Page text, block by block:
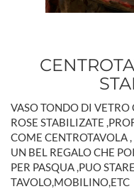
VASO TONDO DI VETRO
ROSE STABILIZATE
COME CENTROTAVOLA ,
UN BEL REGALO CHE
PER PASQUA ,PUO
TAVOLO,MOBILINO,ETC